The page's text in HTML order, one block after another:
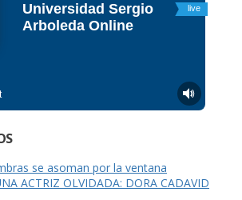
se asoman por la ventana
ACTRIZ OLVIDADA: DORA CADAVID